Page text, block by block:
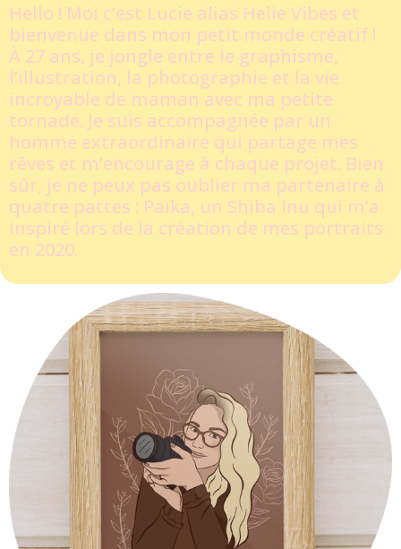
Hello ! Moi c’est Lucie alias Helie Vibes et
bienvenue dans mon petit monde créatif !
À 27 ans, je jongle entre le graphisme,
l’illustration, la photographie et la vie
incroyable de maman avec ma petite
tornade. Je suis accompagnée par un
homme extraordinaire qui partage mes
rêves et m’encourage à chaque projet. Bien
sûr, je ne peux pas oublier ma partenaire à
quatre pattes : Païka, un Shiba Inu qui m’a
inspiré lors de la création de mes portraits
en 2020.